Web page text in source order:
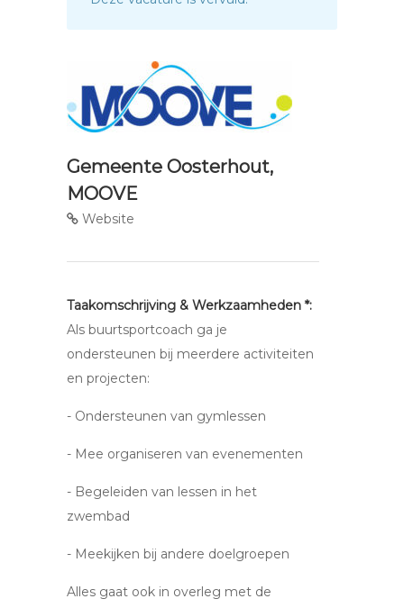
Gemeente Oosterhout,
MOOVE
Website
Taakomschrijving & Werkzaamheden *:
Als buurtsportcoach ga je
ondersteunen bij meerdere activiteiten
en projecten:
- Ondersteunen van gymlessen
- Mee organiseren van evenementen
- Begeleiden van lessen in het
zwembad
- Meekijken bij andere doelgroepen
Alles gaat ook in overleg met de